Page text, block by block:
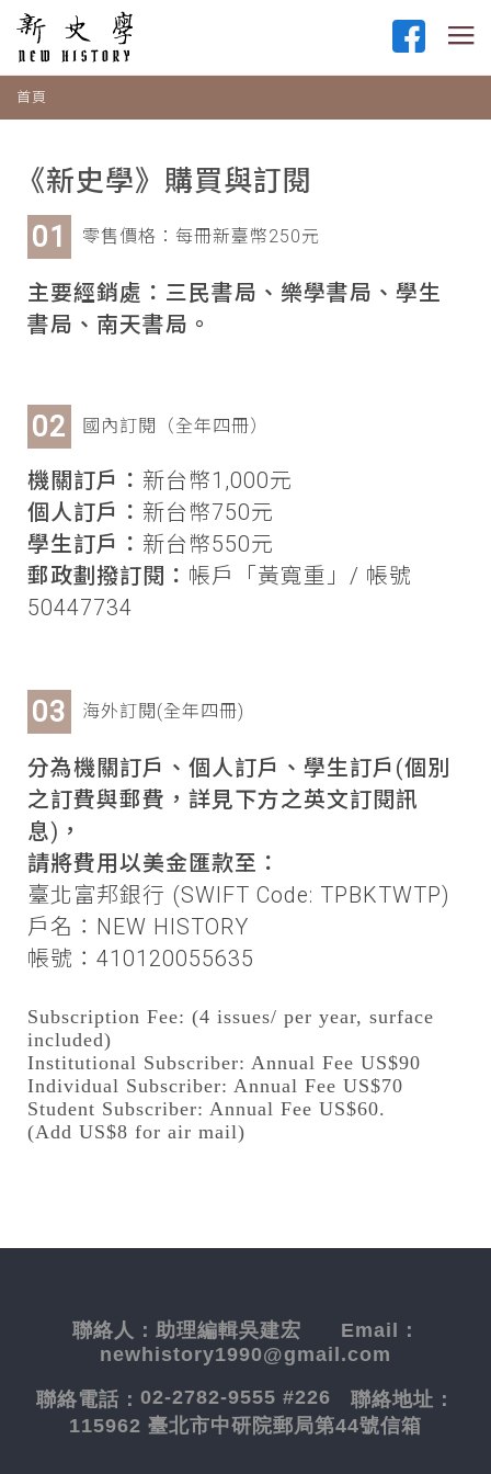
首頁
《新史學》購買與訂閱
零售價格：每冊新臺幣250元
主要經銷處：三民書局、樂學書局、學生
書局、南天書局。
國內訂閱（全年四冊）
機關訂戶： 新台幣1,000元
個人訂戶： 新台幣750元
學生訂戶： 新台幣550元
郵政劃撥訂閱： 帳戶「黃寬重」/ 帳號
50447734
海外訂閱(全年四冊)
分為機關訂戶、個人訂戶、學生訂戶(個別
之訂費與郵費，詳見下方之英文訂閱訊
息)，
請將費用以美金匯款至：
臺北富邦銀行 (SWIFT Code: TPBKTWTP)
戶名：NEW HISTORY
帳號：410120055635
Subscription Fee: (4 issues/ per year, surface
included)
Institutional Subscriber: Annual Fee US$90
Individual Subscriber: Annual Fee US$70
Student Subscriber: Annual Fee US$60.
(Add US$8 for air mail)
聯絡人： 助理編輯吳建宏 Email：
newhistory1990@gmail.com
聯絡電話： 02-2782-9555 #226 聯絡地址：
115962 臺北市中研院郵局第44號信箱